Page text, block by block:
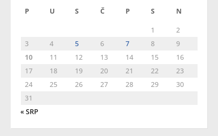
P U S Č P S N
1
2
3
4 5 6 7 8
9
10
11 12 13 14 15
16
17
18 19 20 21 22
23
24
25 26 27 28 29
30
31
« SRP